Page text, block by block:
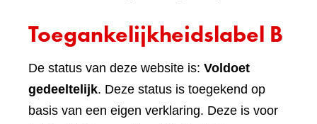
andere
Toegankelijkheidslabel B
De status van deze website is: Voldoet
gedeeltelijk. Deze status is toegekend op
basis van een eigen verklaring. Deze is voor